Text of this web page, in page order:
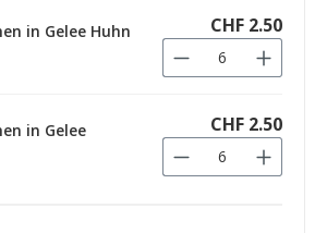
in Gelee Huhn
CHF 2.50
in Gelee
CHF 2.50